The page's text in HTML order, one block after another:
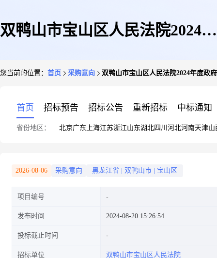
双鸭山市宝山区人民法院2024年
您当前的位置： 首页 采购意向 双鸭山市宝山区人民法院2024年度政
首页 招标预告 招标公告 重新招标 中标通知
省份地区： 北京广东 上海江苏浙江山东湖北四川 河北河南天津山
2026-08-06 采购意向 黑龙江省 双鸭山市 宝山区
项目编号
发布时间 2024-08-20 15:26:54
投标截止时间
招标单位 双鸭山市宝山区人民法院